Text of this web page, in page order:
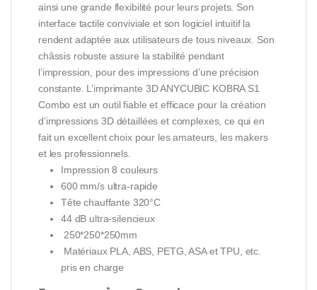
ainsi une grande flexibilité pour leurs projets. Son
interface tactile conviviale et son logiciel intuitif la
rendent adaptée aux utilisateurs de tous niveaux. Son
châssis robuste assure la stabilité pendant
l’impression, pour des impressions d’une précision
constante. L’imprimante 3D ANYCUBIC KOBRA S1
Combo est un outil fiable et efficace pour la création
d’impressions 3D détaillées et complexes, ce qui en
fait un excellent choix pour les amateurs, les makers
et les professionnels.
Impression 8 couleurs
600 mm/s ultra-rapide
Tête chauffante 320°C
44 dB ultra-silencieux
250*250*250mm
Matériaux PLA, ABS, PETG, ASA et TPU, etc.
pris en charge